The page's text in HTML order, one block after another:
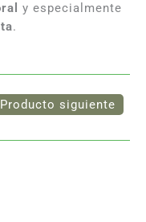
y especialmente
.